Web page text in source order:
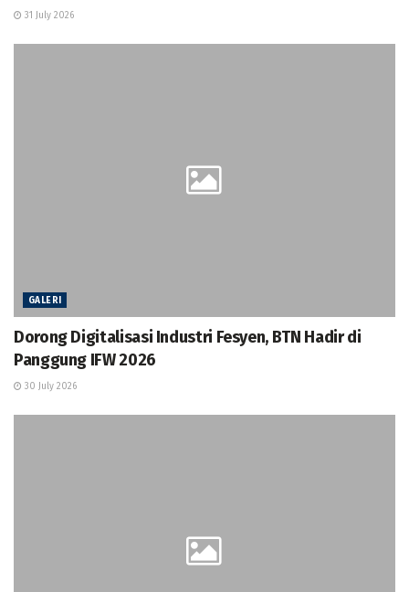
31 July 2026
GALERI
Dorong Digitalisasi Industri Fesyen, BTN Hadir di
Panggung IFW 2026
30 July 2026